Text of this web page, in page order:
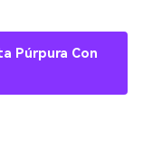
Púrpura Con